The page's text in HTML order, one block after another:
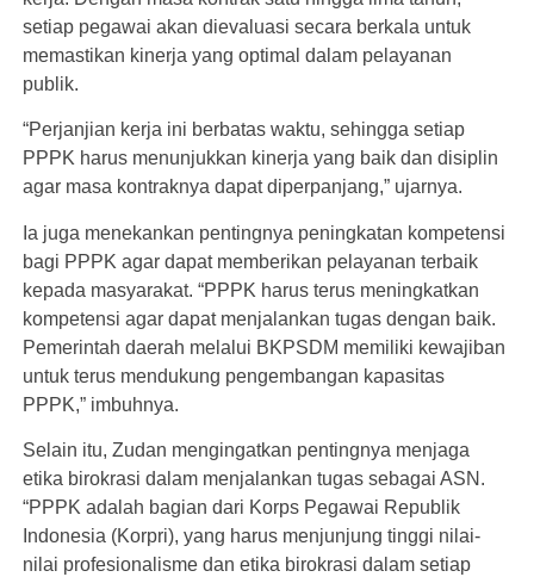
setiap pegawai akan dievaluasi secara berkala untuk
memastikan kinerja yang optimal dalam pelayanan
publik.
“Perjanjian kerja ini berbatas waktu, sehingga setiap
PPPK harus menunjukkan kinerja yang baik dan disiplin
agar masa kontraknya dapat diperpanjang,” ujarnya.
Ia juga menekankan pentingnya peningkatan kompetensi
bagi PPPK agar dapat memberikan pelayanan terbaik
kepada masyarakat. “PPPK harus terus meningkatkan
kompetensi agar dapat menjalankan tugas dengan baik.
Pemerintah daerah melalui BKPSDM memiliki kewajiban
untuk terus mendukung pengembangan kapasitas
PPPK,” imbuhnya.
Selain itu, Zudan mengingatkan pentingnya menjaga
etika birokrasi dalam menjalankan tugas sebagai ASN.
“PPPK adalah bagian dari Korps Pegawai Republik
Indonesia (Korpri), yang harus menjunjung tinggi nilai-
nilai profesionalisme dan etika birokrasi dalam setiap